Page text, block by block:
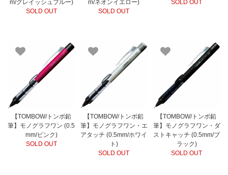
m/グレイッシュブルー)
SOLD OUT
m/ネオンイエロー)
SOLD OUT
SOLD OUT
【TOMBOW/トンボ鉛
筆】モノグラフワン (0.5
mm/ピンク)
SOLD OUT
【TOMBOW/トンボ鉛
筆】モノグラフワン・エ
アタッチ (0.5mm/ホワイ
ト)
SOLD OUT
【TOMBOW/トンボ鉛
筆】モノグラフワン・ダ
ストキャッチ (0.5mm/ブ
ラック)
SOLD OUT